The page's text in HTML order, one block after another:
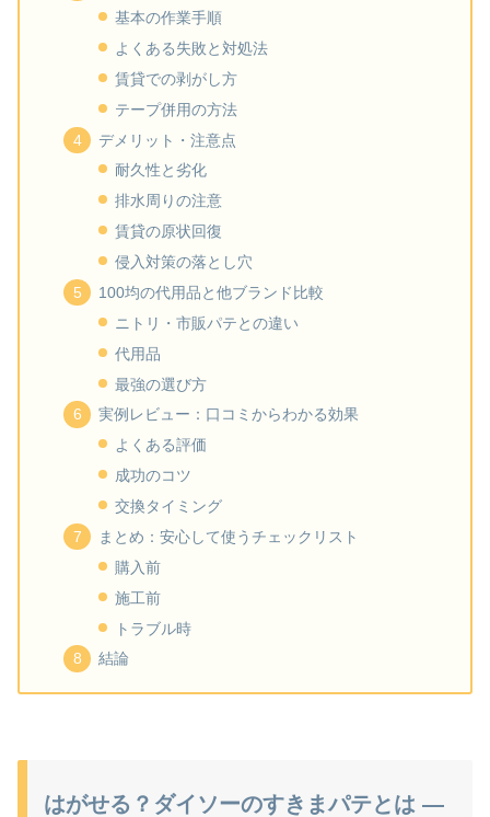
基本の作業手順
よくある失敗と対処法
賃貸での剥がし方
テープ併用の方法
デメリット・注意点
耐久性と劣化
排水周りの注意
賃貸の原状回復
侵入対策の落とし穴
100均の代用品と他ブランド比較
ニトリ・市販パテとの違い
代用品
最強の選び方
実例レビュー：口コミからわかる効果
よくある評価
成功のコツ
交換タイミング
まとめ：安心して使うチェックリスト
購入前
施工前
トラブル時
結論
はがせる？ダイソーのすきまパテとは —